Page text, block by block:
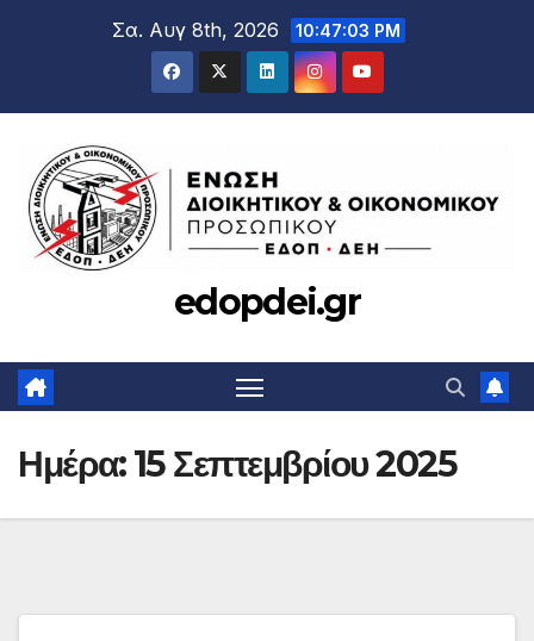
Σα. Αυγ 8th, 2026 10:47:03 PM
edopdei.gr
Ημέρα:15 Σεπτεμβρίου 2025